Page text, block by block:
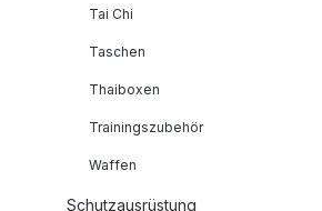
Tai Chi
Taschen
Thaiboxen
Trainingszubehör
Waffen
Schutzausrüstung